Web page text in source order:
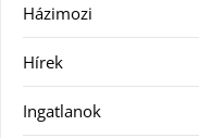
Házimozi
Hírek
Ingatlanok